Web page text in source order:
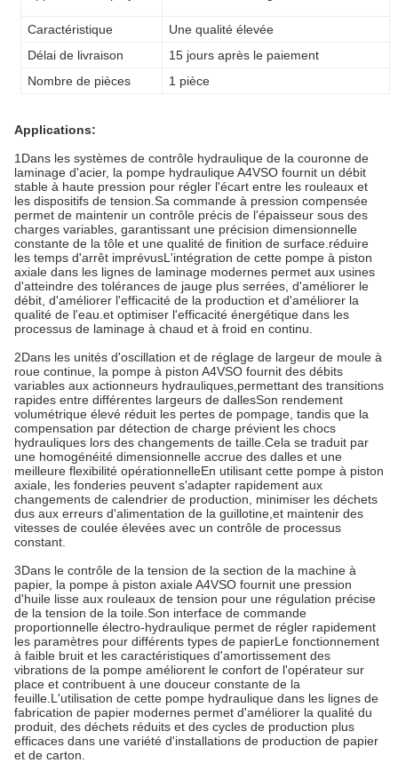
Caractéristique
Une qualité élevée
Délai de livraison
15 jours après le paiement
Nombre de pièces
1 pièce
Applications:
1Dans les systèmes de contrôle hydraulique de la couronne de
laminage d'acier, la pompe hydraulique A4VSO fournit un débit
stable à haute pression pour régler l'écart entre les rouleaux et
les dispositifs de tension.Sa commande à pression compensée
permet de maintenir un contrôle précis de l'épaisseur sous des
charges variables, garantissant une précision dimensionnelle
constante de la tôle et une qualité de finition de surface.réduire
les temps d'arrêt imprévusL'intégration de cette pompe à piston
axiale dans les lignes de laminage modernes permet aux usines
d'atteindre des tolérances de jauge plus serrées, d'améliorer le
débit, d'améliorer l'efficacité de la production et d'améliorer la
qualité de l'eau.et optimiser l'efficacité énergétique dans les
processus de laminage à chaud et à froid en continu.
2Dans les unités d'oscillation et de réglage de largeur de moule à
roue continue, la pompe à piston A4VSO fournit des débits
variables aux actionneurs hydrauliques,permettant des transitions
rapides entre différentes largeurs de dallesSon rendement
volumétrique élevé réduit les pertes de pompage, tandis que la
compensation par détection de charge prévient les chocs
hydrauliques lors des changements de taille.Cela se traduit par
une homogénéité dimensionnelle accrue des dalles et une
meilleure flexibilité opérationnelleEn utilisant cette pompe à piston
axiale, les fonderies peuvent s'adapter rapidement aux
changements de calendrier de production, minimiser les déchets
dus aux erreurs d'alimentation de la guillotine,et maintenir des
vitesses de coulée élevées avec un contrôle de processus
constant.
3Dans le contrôle de la tension de la section de la machine à
papier, la pompe à piston axiale A4VSO fournit une pression
d'huile lisse aux rouleaux de tension pour une régulation précise
de la tension de la toile.Son interface de commande
proportionnelle électro-hydraulique permet de régler rapidement
les paramètres pour différents types de papierLe fonctionnement
à faible bruit et les caractéristiques d'amortissement des
vibrations de la pompe améliorent le confort de l'opérateur sur
place et contribuent à une douceur constante de la
feuille.L'utilisation de cette pompe hydraulique dans les lignes de
fabrication de papier modernes permet d'améliorer la qualité du
produit, des déchets réduits et des cycles de production plus
efficaces dans une variété d'installations de production de papier
et de carton.